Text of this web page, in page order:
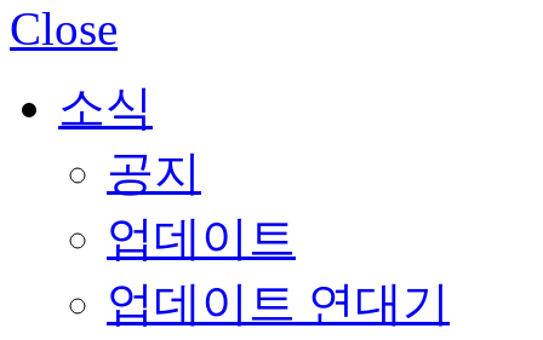
Close
소식
공지
업데이트
업데이트 연대기